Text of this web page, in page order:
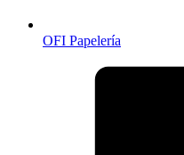
OFI Papelería